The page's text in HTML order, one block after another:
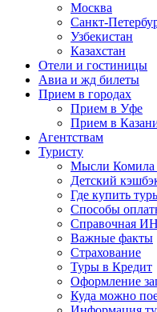
Москва
Санкт-
Узбекистан
Казахстан
Отели и гостиницы
Авиа и жд билеты
Прием в городах
Прием в Уфе
Прием в
Агентствам
Туристу
Мысли Комила
Детский
Где купить
Способы
Справочная
Важные факты
Страхование
Туры в Кредит
Оформление
Куда можно